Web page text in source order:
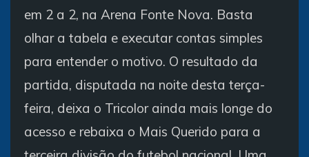
em 2 a 2, na Arena Fonte Nova. Basta
olhar a tabela e executar contas simples
para entender o motivo. O resultado da
partida, disputada na noite desta terça-
feira, deixa o Tricolor ainda mais longe do
acesso e rebaixa o Mais Querido para a